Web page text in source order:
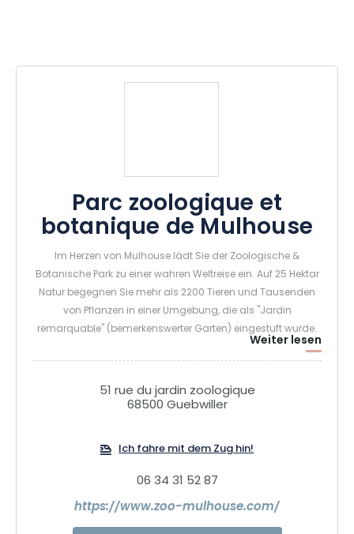
Parc zoologique et
botanique de Mulhouse
Im Herzen von Mulhouse lädt Sie der Zoologische &
Botanische Park zu einer wahren Weltreise ein. Auf 25 Hektar
Natur begegnen Sie mehr als 2200 Tieren und Tausenden
von Pflanzen in einer Umgebung, die als "Jardin
remarquable" (bemerkenswerter Garten) eingestuft wurde.
Als wichtiger Akteur beim Schutz bedrohter Arten engagiert
sich der Park täglich für Programme zur Erhaltung und
Sicherung der Artenvielfalt in Frankreich und weltweit.
Zwischen den großen Weiten der Arktis, der afrikanischen
Staunen und Emotionen. Ein idealer Ausflug mit der Familie
oder mit Freunden, um zu staunen, zu lernen und einen
zu teilen.
Weiter lesen
51 rue du jardin zoologique
68500 Guebwiller
Ich fahre mit dem Zug hin!
06 34 31 52 87
https://www.zoo-mulhouse.com/